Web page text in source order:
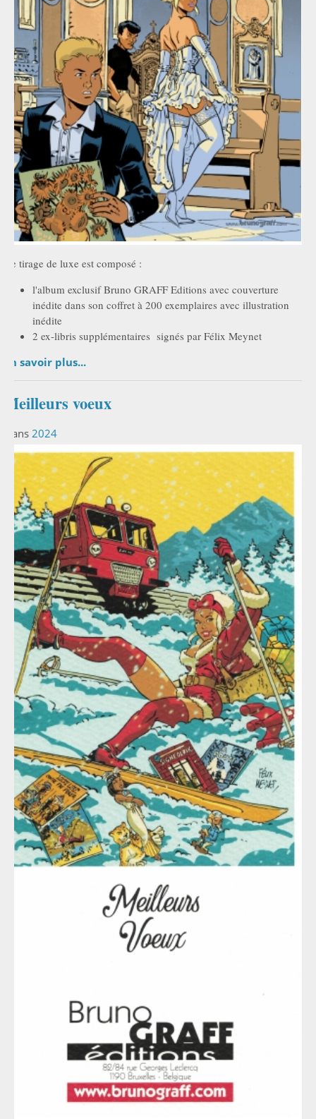
Ce tirage de luxe est composé :
l'album exclusif Bruno GRAFF Editions avec couverture
inédite dans son coffret à 200 exemplaires avec illustration
inédite
2 ex-libris supplémentaires signés par Félix Meynet
En savoir plus...
Meilleurs voeux
Dans 2024